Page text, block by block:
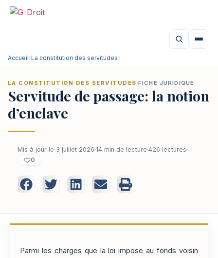
Accueil›La constitution des servitudes›
LA CONSTITUTION DES SERVITUDES FICHE JURIDIQUE
Servitude de passage: la notion
d’enclave
Mis à jour le 3 juillet 2026 14 min de lecture 426 lectures
0
Parmi les charges que la loi impose au fonds voisin